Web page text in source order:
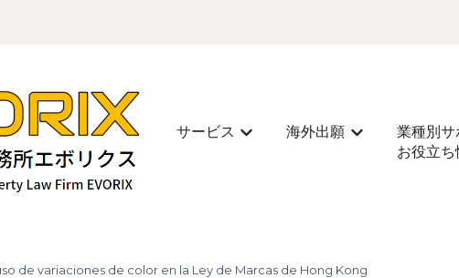
サービス
Mostrar submenú de サービス
海外出願
Mostrar
業種別サ
お役立ち
de variaciones de color en la Ley de Marcas de Hong Kong